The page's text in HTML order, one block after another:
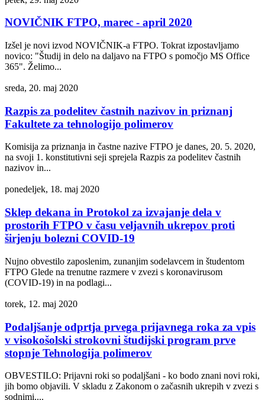
NOVIČNIK FTPO, marec - april 2020
Izšel je novi izvod NOVIČNIK-a FTPO. Tokrat izpostavljamo
novico: "Študij in delo na daljavo na FTPO s pomočjo MS Office
365". Želimo...
sreda, 20. maj 2020
Razpis za podelitev častnih nazivov in priznanj
Fakultete za tehnologijo polimerov
Komisija za priznanja in častne nazive FTPO je danes, 20. 5. 2020,
na svoji 1. konstitutivni seji sprejela Razpis za podelitev častnih
nazivov in...
ponedeljek, 18. maj 2020
Sklep dekana in Protokol za izvajanje dela v
prostorih FTPO v času veljavnih ukrepov proti
širjenju bolezni COVID-19
Nujno obvestilo zaposlenim, zunanjim sodelavcem in študentom
FTPO Glede na trenutne razmere v zvezi s koronavirusom
(COVID-19) in na podlagi...
torek, 12. maj 2020
Podaljšanje odprtja prvega prijavnega roka za vpis
v visokošolski strokovni študijski program prve
stopnje Tehnologija polimerov
OBVESTILO: Prijavni roki so podaljšani - ko bodo znani novi roki,
jih bomo objavili. V skladu z Zakonom o začasnih ukrepih v zvezi s
sodnimi,...